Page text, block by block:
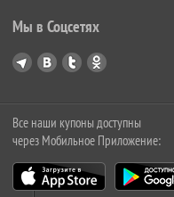
Мы в Соцсетях
Все наши купоны доступны
через Мобильное Приложение: